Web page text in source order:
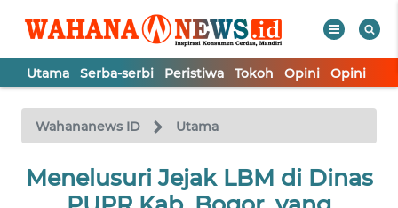
Utama Serba-serbi Peristiwa Tokoh Opini Opini
Wahananews ID Utama
Menelusuri Jejak LBM di Dinas
TV
Tutup
UTAMA